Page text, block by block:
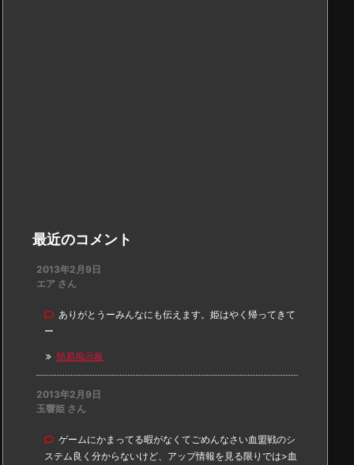
最近のコメント
2013年2月9日
エア さん
ありがとうーみんなにも伝えます。姫はやく帰ってきて
ー
簡易掲示板
2013年2月9日
玉響姫 さん
ゲームにかまってる暇がなくてごめんなさい血盟戦のシ
ステム良く分からないけど、アップ情報を見る限りでは>血